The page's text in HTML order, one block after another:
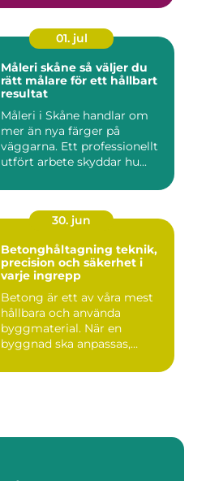
01. jul
Måleri skåne så väljer du
rätt målare för ett hållbart
resultat
Måleri i Skåne handlar om
mer än nya färger på
väggarna. Ett professionellt
utfört arbete skyddar hu...
30. jun
Betonghåltagning teknik,
precision och säkerhet i
varje ingrepp
Betong är ett av våra mest
hållbara och använda
byggmaterial. När en
byggnad ska anpassas,